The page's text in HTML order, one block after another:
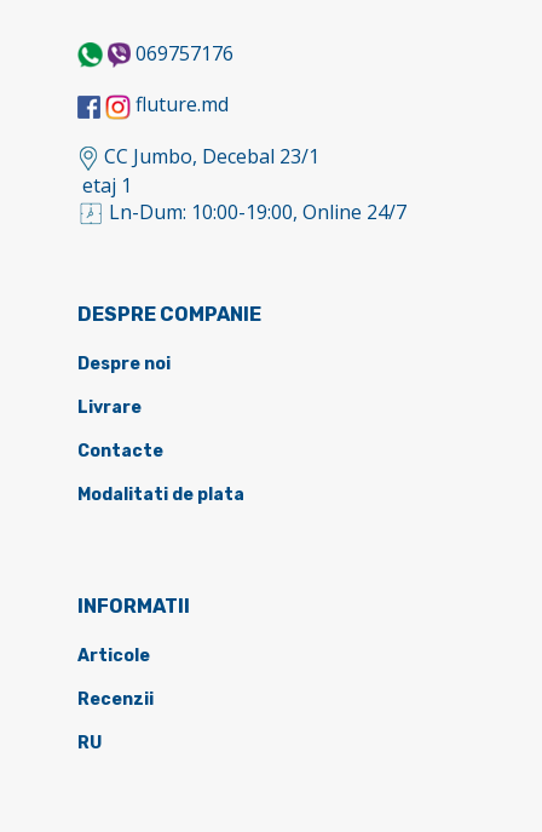
069757176
fluture.md
CC Jumbo, Decebal 23/1
etaj 1
Ln-Dum: 10:00-19:00, Online 24/7
DESPRE COMPANIE
Despre noi
Livrare
Contacte
Modalitati de plata
INFORMATII
Articole
Recenzii
RU